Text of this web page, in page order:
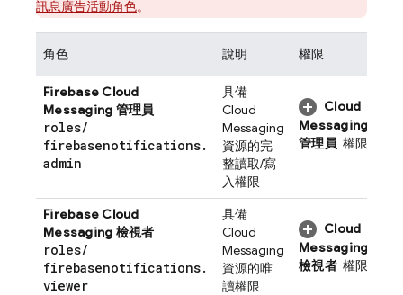
訊息廣告活動角色。
角色 說明 權限
Firebase Cloud
Messaging 管理員
roles/
firebasenotifications.
admin
具備
Cloud
Messaging
資源的完
整讀取/寫
入權限
Cloud
Messaging
管理員 權限
Firebase Cloud
Messaging 檢視者
roles/
firebasenotifications.
viewer
具備
Cloud
Messaging
資源的唯
讀權限
Cloud
Messaging
檢視者權限